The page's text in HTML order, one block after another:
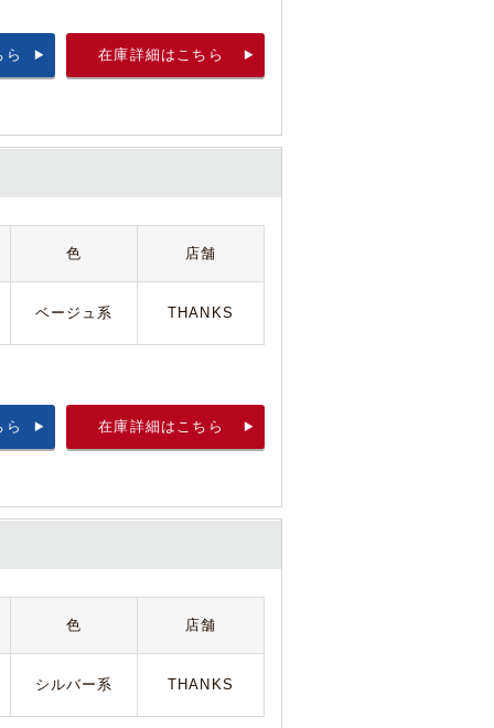
在庫詳細はこちら
ら
色 店舗
ベージュ系 THANKS
在庫詳細はこちら
ら
色 店舗
シルバー系 THANKS